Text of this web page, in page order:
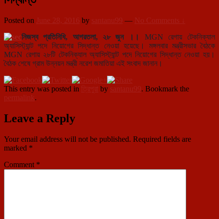
Posted on June 28, 2016 by santanu99 — No Comments ↓
নিজস্ব প্রতিনিধি, আগরতলা, ২৮ জুন ।।
MGN রেগায় টেকনিক্যাল
অ্যাসিস্ট্যান্ট পদে নিয়োগের সিদ্ধান্ত নেওয়া হয়েছে। মঙ্গলবার মন্ত্রীসভার বৈঠকে
MGN রেগায় ২৮টি টেকনিক্যাল অ্যাসিস্ট্যান্ট পদে নিয়োগের সিদ্ধান্ত নেওয়া হয়।
বৈঠক শেষে গ্রাম উন্নয়ন মন্ত্রী নরেশ জমাতিয়া এই সংবাদ জানান।
This entry was posted in ত্রিপুরা by santanu99. Bookmark the
permalink.
Leave a Reply
Your email address will not be published. Required fields are
marked *
Comment *